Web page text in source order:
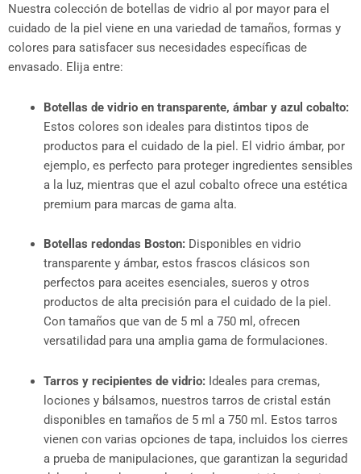
Nuestra colección de botellas de vidrio al por mayor para el
cuidado de la piel viene en una variedad de tamaños, formas y
colores para satisfacer sus necesidades específicas de
envasado. Elija entre:
Botellas de vidrio en transparente, ámbar y azul cobalto:
Estos colores son ideales para distintos tipos de
productos para el cuidado de la piel. El vidrio ámbar, por
ejemplo, es perfecto para proteger ingredientes sensibles
a la luz, mientras que el azul cobalto ofrece una estética
premium para marcas de gama alta.
Botellas redondas Boston:Disponibles en vidrio
transparente y ámbar, estos frascos clásicos son
perfectos para aceites esenciales, sueros y otros
productos de alta precisión para el cuidado de la piel.
Con tamaños que van de 5 ml a 750 ml, ofrecen
versatilidad para una amplia gama de formulaciones.
Tarros y recipientes de vidrio:Ideales para cremas,
lociones y bálsamos, nuestros tarros de cristal están
disponibles en tamaños de 5 ml a 750 ml. Estos tarros
vienen con varias opciones de tapa, incluidos los cierres
a prueba de manipulaciones, que garantizan la seguridad